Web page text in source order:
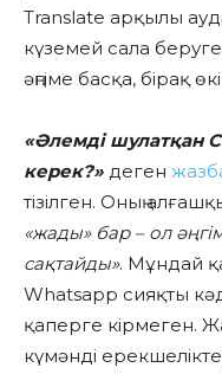
Translate арқылы
күземей сала
әңгіме басқа, бірақ
«Әлемді шулатқан
керек?» деген
тізілген. Оның
«жады» бар – ол
сақтайды». Мұндай
Whatsapp сияқты
қаперге кірмеген.
күмәнді